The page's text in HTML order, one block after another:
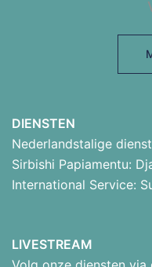
DIENSTEN
Nederlandstalige
Sirbishi Papiamentu:
International Service:
LIVESTREAM